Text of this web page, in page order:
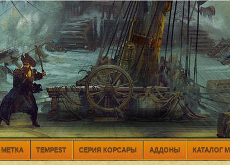
TEMPEST СЕРИЯ КОРСАРЫ АДДОНЫ КАТАЛОГ